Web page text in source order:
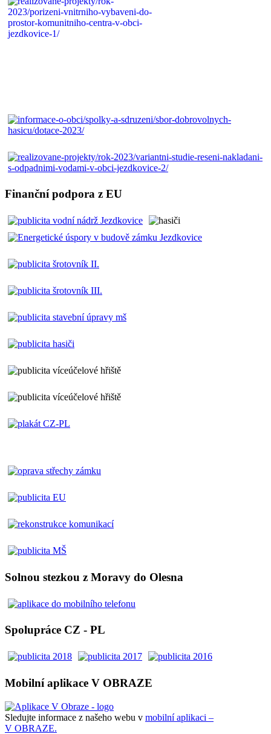
Finanční podpora z EU
Solnou stezkou z Moravy do Olesna
Spolupráce CZ - PL
Mobilní aplikace V OBRAZE
Sledujte informace z našeho webu v mobilní aplikaci –
V OBRAZE.